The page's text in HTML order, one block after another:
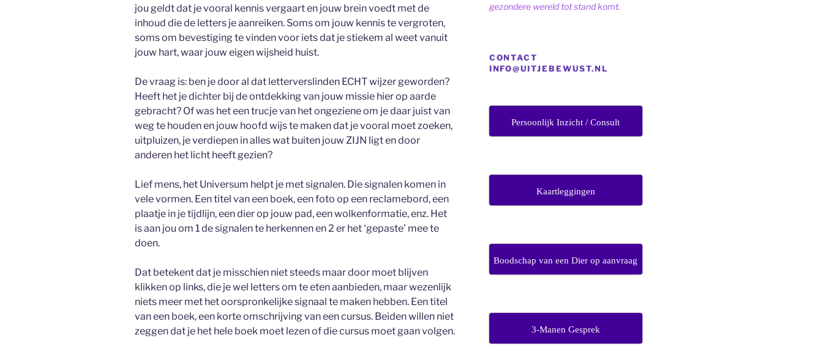
jou geldt dat je vooral kennis vergaart en jouw brein voedt met de
inhoud die de letters je aanreiken. Soms om jouw kennis te vergroten,
soms om bevestiging te vinden voor iets dat je stiekem al weet vanuit
jouw hart, waar jouw eigen wijsheid huist.
De vraag is: ben je door al dat letterverslinden ECHT wijzer geworden?
Heeft het je dichter bij de ontdekking van jouw missie hier op aarde
gebracht? Of was het een trucje van het ongeziene om je daar juist van
weg te houden en jouw hoofd wijs te maken dat je vooral moet zoeken,
uitpluizen, je verdiepen in alles wat buiten jouw ZIJN ligt en door
anderen het licht heeft gezien?
Lief mens, het Universum helpt je met signalen. Die signalen komen in
vele vormen. Een titel van een boek, een foto op een reclamebord, een
plaatje in je tijdlijn, een dier op jouw pad, een wolkenformatie, enz. Het
is aan jou om 1 de signalen te herkennen en 2 er het ‘gepaste’ mee te
doen.
Dat betekent dat je misschien niet steeds maar door moet blijven
klikken op links, die je wel letters om te eten aanbieden, maar wezenlijk
niets meer met het oorspronkelijke signaal te maken hebben. Een titel
van een boek, een korte omschrijving van een cursus. Beiden willen niet
zeggen dat je het hele boek moet lezen of die cursus moet gaan volgen.
gezondere wereld tot stand komt.
CONTACT
INFO@UITJEBEWUST.NL
Persoonlijk Inzicht / Consult
Kaartleggingen
Boodschap van een Dier op aanvraag
3-Manen Gesprek